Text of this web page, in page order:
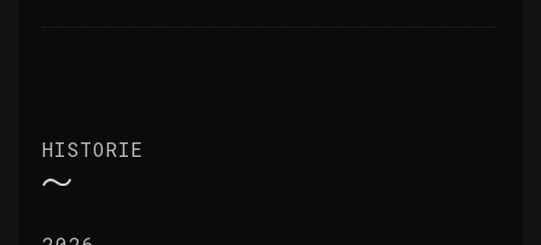
HISTORIE